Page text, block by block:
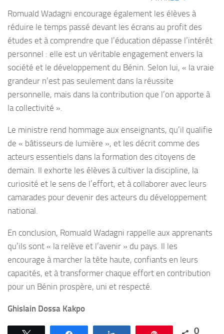
Romuald Wadagni encourage également les élèves à
réduire le temps passé devant les écrans au profit des
études et à comprendre que l’éducation dépasse l’intérêt
personnel : elle est un véritable engagement envers la
société et le développement du Bénin. Selon lui, « la vraie
grandeur n’est pas seulement dans la réussite
personnelle, mais dans la contribution que l’on apporte à
la collectivité ».
Le ministre rend hommage aux enseignants, qu’il qualifie
de « bâtisseurs de lumière », et les décrit comme des
acteurs essentiels dans la formation des citoyens de
demain. Il exhorte les élèves à cultiver la discipline, la
curiosité et le sens de l’effort, et à collaborer avec leurs
camarades pour devenir des acteurs du développement
national.
En conclusion, Romuald Wadagni rappelle aux apprenants
qu’ils sont « la relève et l’avenir » du pays. Il les
encourage à marcher la tête haute, confiants en leurs
capacités, et à transformer chaque effort en contribution
pour un Bénin prospère, uni et respecté.
Ghislain Dossa Kakpo
0